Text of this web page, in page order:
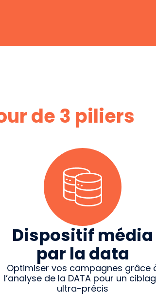
de 3 piliers
Dispositif média
par la data
Optimiser vos campagnes grâce
l’analyse de la DATA pour un
ultra-précis